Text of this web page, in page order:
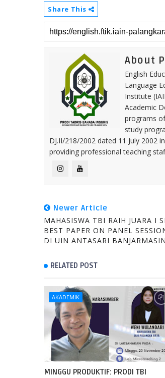
Share This
About
English
Language
Institute
Academic
programs
study
DJ.II/218/2002 dated 11 July 2002
providing professional teaching
Newer Article
MAHASISWA TBI RAIH JUARA I
BEST PAPER ON PANEL
DI UIN ANTASARI BANJARMASIN
RELATED POST
AKADEMIK
MINGGU PRODUKTIF: PRODI TBI